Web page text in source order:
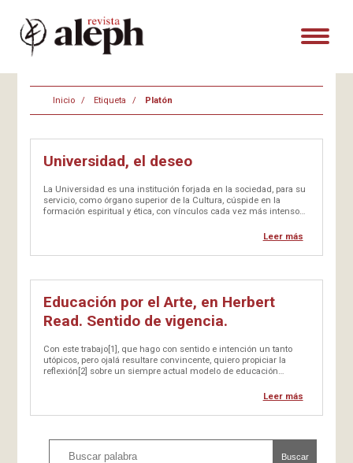
Inicio Etiqueta Platón
Universidad, el deseo
La Universidad es una institución forjada en la sociedad, para su
servicio, como órgano superior de la Cultura, cúspide en la
formación espiritual y ética, con vínculos cada vez más intensos
Leer más
Educación por el Arte, en Herbert
Read. Sentido de vigencia.
Con este trabajo[1], que hago con sentido e intención un tanto
utópicos, pero ojalá resultare convincente, quiero propiciar la
reflexión[2] sobre un siempre actual modelo de educación
Leer más
Buscar